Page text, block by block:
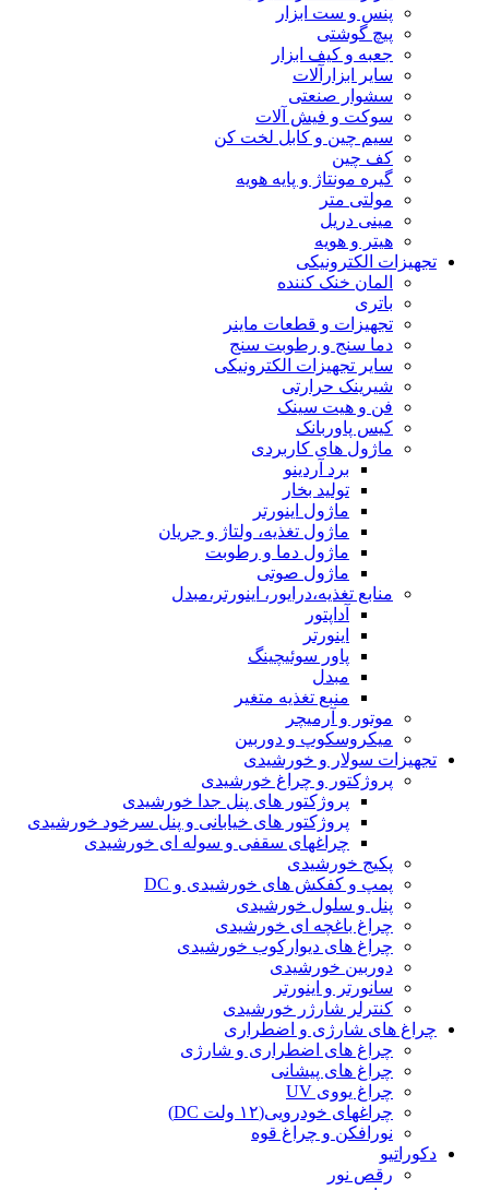
پنس و ست ابزار
پیچ گوشتی
جعبه و کیف ابزار
سایر ابزارآلات
سشوار صنعتی
سوکت و فیش آلات
سیم چین و کابل لخت کن
کف چین
گیره مونتاژ و پایه هویه
مولتی متر
مینی دریل
هیتر و هویه
تجهیزات الکترونیکی
المان خنک کننده
باتری
تجهیزات و قطعات ماینر
دما سنج و رطوبت سنج
سایر تجهیزات الکترونیکی
شیرینک حرارتی
فن و هیت سینک
کیس پاوربانک
ماژول های کاربردی
برد آردینو
تولید بخار
ماژول اینورتر
ماژول تغذیه، ولتاژ و جریان
ماژول دما و رطوبت
ماژول صوتی
منابع تغذیه،درایور، اینورتر،مبدل
آداپتور
اینورتر
پاور سوئیچینگ
مبدل
منبع تغذیه متغیر
موتور و آرمیچر
میکروسکوپ و دوربین
تجهیزات سولار و خورشیدی
پروژکتور و چراغ خورشیدی
پروژکتور های پنل جدا خورشیدی
پروژکتور های خیابانی و پنل سرخود خورشیدی
چراغهای سقفی و سوله ای خورشیدی
پکیج خورشیدی
پمپ و کفکش های خورشیدی و DC
پنل و سلول خورشیدی
چراغ باغچه ای خورشیدی
چراغ های دیوارکوب خورشیدی
دوربین خورشیدی
سانورتر و اینورتر
کنترلر شارژر خورشیدی
چراغ های شارژی و اضطراری
چراغ های اضطراری و شارژی
چراغ های پیشانی
چراغ یووی UV
چراغهای خودرویی(۱۲ ولت DC)
نورافکن و چراغ قوه
دکوراتیو
رقص نور